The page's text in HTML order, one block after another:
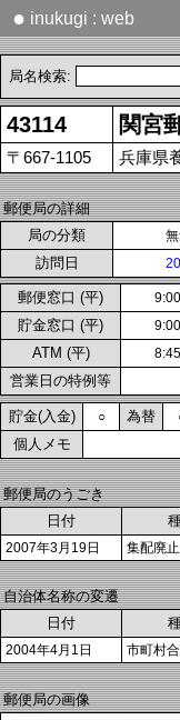
● inukugi : web
局名検索:
43114 関宮
〒667-1105 兵庫県
郵便局の詳細
局の分類
訪問日
郵便窓口 (平)
貯金窓口 (平)
ATM (平)
営業日の特例等
貯金(入金) ○ 為替
個人メモ
郵便局のうごき
日付
2007年3月19日 集配廃止
自治体名称の変遷
日付
2004年4月1日 市町村
郵便局の画像